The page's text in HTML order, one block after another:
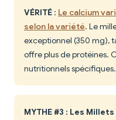
VÉRITÉ : Le calcium
selon la variété. Le
exceptionnel (350 mg),
offre plus de protéines.
nutritionnels spécifiques.
MYTHE #3 : Les